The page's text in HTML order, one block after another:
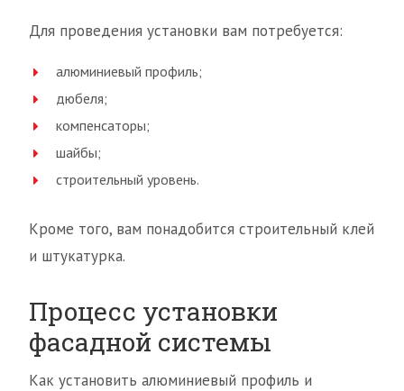
Для проведения установки вам потребуется:
алюминиевый профиль;
дюбеля;
компенсаторы;
шайбы;
строительный уровень.
Кроме того, вам понадобится строительный клей
и штукатурка.
Процесс установки
фасадной системы
Как установить алюминиевый профиль и